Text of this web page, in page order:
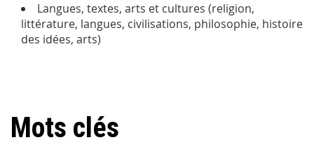
Langues, textes, arts et cultures (religion,
littérature, langues, civilisations, philosophie, histoire
des idées, arts)
Mots clés